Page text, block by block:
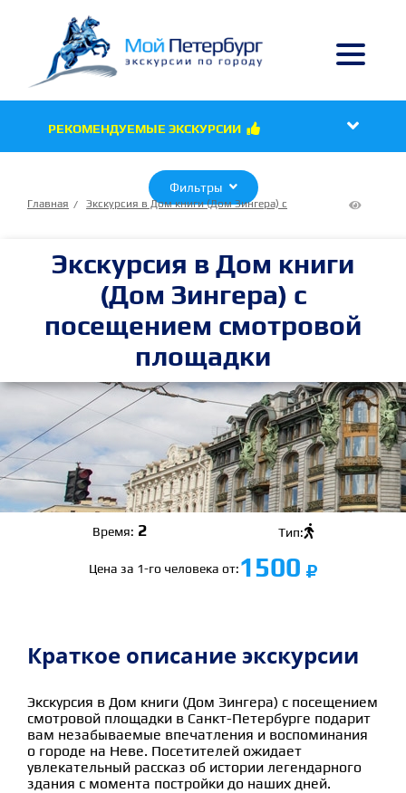
РЕКОМЕНДУЕМЫЕ ЭКСКУРСИИ  
Фильтры 
Главная
Экскурсия в Дом книги (Дом Зингера) с 
Экскурсия в Дом книги
(Дом Зингера) с
посещением смотровой
площадки
Время: 2 Тип:
Цена за 1-го человека от:1500
Краткое описание экскурсии
Экскурсия в Дом книги (Дом Зингера) с посещением
смотровой площадки в Санкт-Петербурге подарит
вам незабываемые впечатления и воспоминания
о городе на Неве. Посетителей ожидает
увлекательный рассказ об истории легендарного
здания с момента постройки до наших дней.